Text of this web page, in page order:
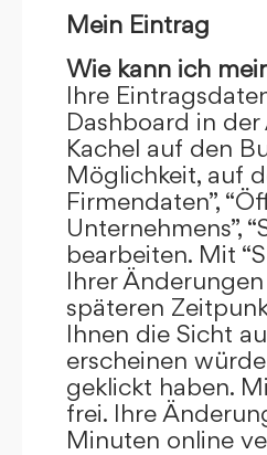
Mein Eintrag
Wie kann ich
Ihre
Dashboard in
Kachel auf den
Möglichkeit, auf
Firmendaten”,
Unternehmens”,
bearbeiten. Mit
Ihrer
späteren
Ihnen die Sicht
erscheinen
geklickt haben.
frei. Ihre
Minuten online